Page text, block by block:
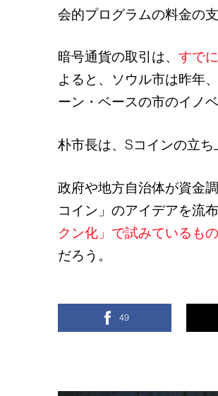
会的プログラムの料金の
暗号通貨の取引は、 すで
よると、ソウル市は昨年
ーン・ベースの市のイノ
朴市長は、Sコインの立
政府や地方自治体が資金
コイン」のアイデアを流
クン化」で試みているもの
だろう。
49